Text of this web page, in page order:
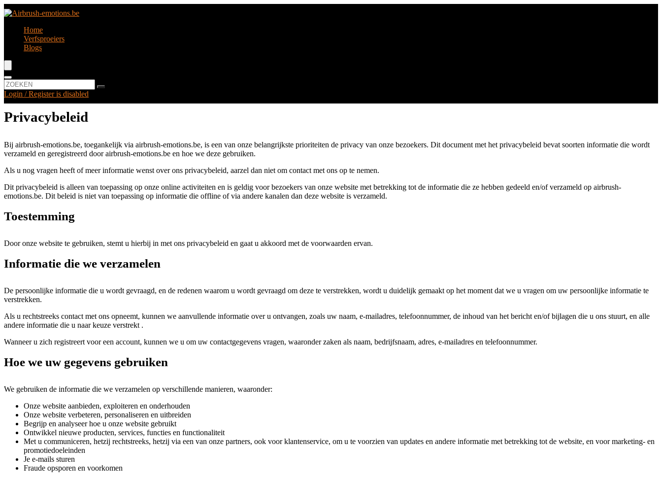
Home
Verfsproeiers
Blogs
Login / Register is disabled
Privacybeleid
Bij airbrush-emotions.be, toegankelijk via airbrush-emotions.be, is een van onze belangrijkste prioriteiten de privacy van onze bezoekers. Dit document met het privacybeleid bevat soorten informatie die wordt
verzameld en geregistreerd door airbrush-emotions.be en hoe we deze gebruiken.
Als u nog vragen heeft of meer informatie wenst over ons privacybeleid, aarzel dan niet om contact met ons op te nemen.
Dit privacybeleid is alleen van toepassing op onze online activiteiten en is geldig voor bezoekers van onze website met betrekking tot de informatie die ze hebben gedeeld en/of verzameld op airbrush-
emotions.be. Dit beleid is niet van toepassing op informatie die offline of via andere kanalen dan deze website is verzameld.
Toestemming
Door onze website te gebruiken, stemt u hierbij in met ons privacybeleid en gaat u akkoord met de voorwaarden ervan.
Informatie die we verzamelen
De persoonlijke informatie die u wordt gevraagd, en de redenen waarom u wordt gevraagd om deze te verstrekken, wordt u duidelijk gemaakt op het moment dat we u vragen om uw persoonlijke informatie te
verstrekken.
Als u rechtstreeks contact met ons opneemt, kunnen we aanvullende informatie over u ontvangen, zoals uw naam, e-mailadres, telefoonnummer, de inhoud van het bericht en/of bijlagen die u ons stuurt, en alle
andere informatie die u naar keuze verstrekt .
Wanneer u zich registreert voor een account, kunnen we u om uw contactgegevens vragen, waaronder zaken als naam, bedrijfsnaam, adres, e-mailadres en telefoonnummer.
Hoe we uw gegevens gebruiken
We gebruiken de informatie die we verzamelen op verschillende manieren, waaronder:
Onze website aanbieden, exploiteren en onderhouden
Onze website verbeteren, personaliseren en uitbreiden
Begrijp en analyseer hoe u onze website gebruikt
Ontwikkel nieuwe producten, services, functies en functionaliteit
Met u communiceren, hetzij rechtstreeks, hetzij via een van onze partners, ook voor klantenservice, om u te voorzien van updates en andere informatie met betrekking tot de website, en voor marketing- en
promotiedoeleinden
Je e-mails sturen
Fraude opsporen en voorkomen